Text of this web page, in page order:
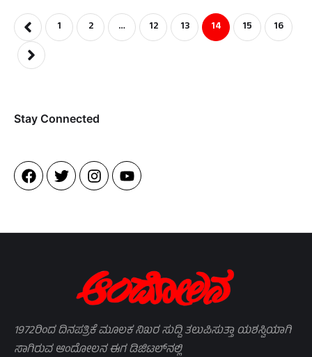
1 2 … 12 13 14 15 16
Stay Connected​
1972ರಿಂದ ದಿನಪತ್ರಿಕೆ ಮೂಲಕ ನಿಖರ ಸುದ್ದಿ ತಲುಪಿಸುತ್ತಾ ಯಶಸ್ವಿಯಾಗಿ
ಸಾಗಿರುವ ಆಂದೋಲನ ಈಗ ಡಿಜಿಟಲ್‌ನಲ್ಲಿ